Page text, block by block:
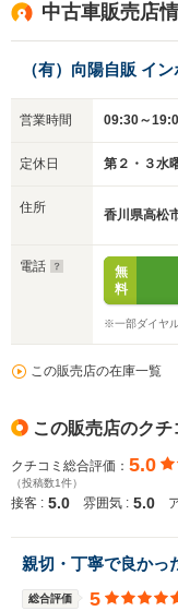
中古車販売店
（有）向陽自販 イ
営業時間 09:30～
定休日 第２・３水
住所 香川県高松
電話
無
料
※一部ダイヤ
この販売店の在庫一覧
この販売店のクチ
クチコミ総合評価： 5.0
（投稿数1件）
接客 : 5.0 雰囲気 : 5.0
親切・丁寧で良かっ
総合評価 5